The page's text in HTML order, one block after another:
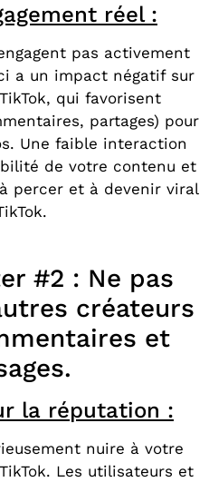
réel :
pas activement
a un impact négatif sur
qui favorisent
partages) pour
Une faible interaction
de votre contenu et
percer et à devenir viral
#2 : Ne pas
créateurs
et
la réputation :
nuire à votre
Les utilisateurs et